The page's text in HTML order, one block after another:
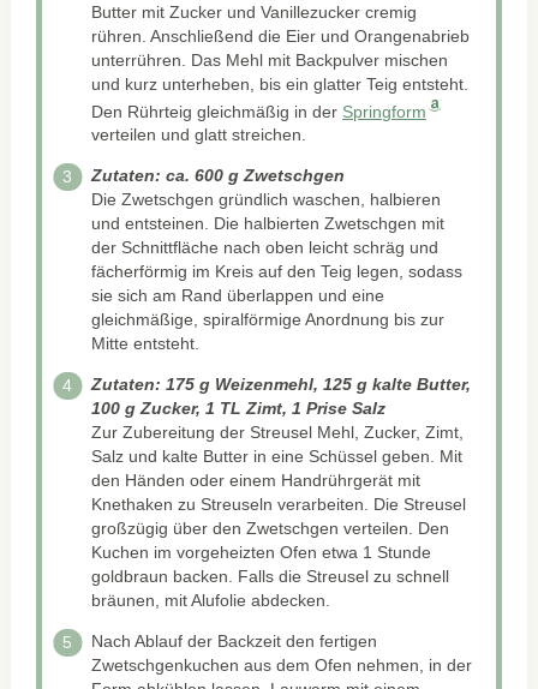
Butter mit Zucker und Vanillezucker cremig
rühren. Anschließend die Eier und Orangenabrieb
unterrühren. Das Mehl mit Backpulver mischen
und kurz unterheben, bis ein glatter Teig entsteht.
Den Rührteig gleichmäßig in der Springform
verteilen und glatt streichen.
Zutaten: ca. 600 g Zwetschgen
Die Zwetschgen gründlich waschen, halbieren
und entsteinen. Die halbierten Zwetschgen mit
der Schnittfläche nach oben leicht schräg und
fächerförmig im Kreis auf den Teig legen, sodass
sie sich am Rand überlappen und eine
gleichmäßige, spiralförmige Anordnung bis zur
Mitte entsteht.
Zutaten: 175 g Weizenmehl, 125 g kalte Butter,
100 g Zucker, 1 TL Zimt, 1 Prise Salz
Zur Zubereitung der Streusel Mehl, Zucker, Zimt,
Salz und kalte Butter in eine Schüssel geben. Mit
den Händen oder einem Handrührgerät mit
Knethaken zu Streuseln verarbeiten. Die Streusel
großzügig über den Zwetschgen verteilen. Den
Kuchen im vorgeheizten Ofen etwa 1 Stunde
goldbraun backen. Falls die Streusel zu schnell
bräunen, mit Alufolie abdecken.
Nach Ablauf der Backzeit den fertigen
Zwetschgenkuchen aus dem Ofen nehmen, in der